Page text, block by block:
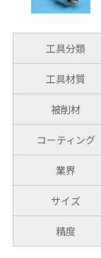
工具分類
工具材質
被削材
コーティング
業界
サイズ
精度